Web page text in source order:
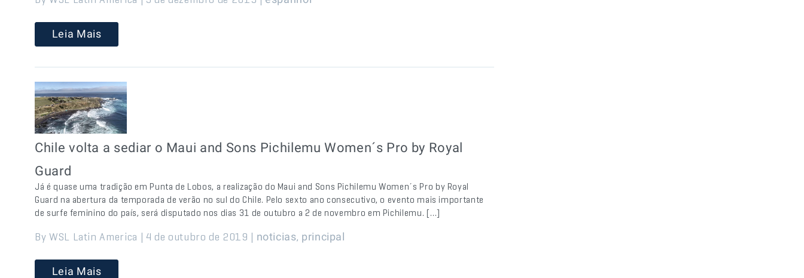
Leia Mais
Chile volta a sediar o Maui and Sons Pichilemu Women´s Pro by Royal
Guard
Já é quase uma tradição em Punta de Lobos, a realização do Maui and Sons Pichilemu Women´s Pro by Royal
Guard na abertura da temporada de verão no sul do Chile. Pelo sexto ano consecutivo, o evento mais importante
de surfe feminino do país, será disputado nos dias 31 de outubro a 2 de novembro em Pichilemu. […]
By WSL Latin America | 4 de outubro de 2019 | noticias, principal
Leia Mais